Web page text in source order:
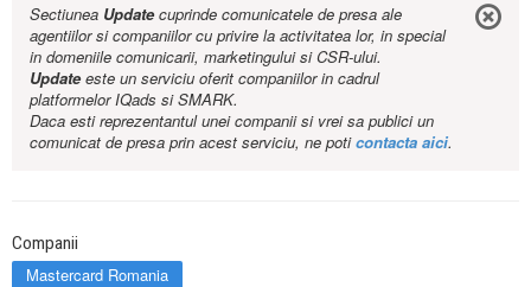
Sectiunea Updatecuprinde comunicatele de presa ale
agentiilor si companiilor cu privire la activitatea lor, in special
in domeniile comunicarii, marketingului si CSR-ului.
Updateeste un serviciu oferit companiilor in cadrul
platformelor IQads si SMARK.
Daca esti reprezentantul unei companii si vrei sa publici un
comunicat de presa prin acest serviciu, ne poticontacta aici.
Companii
Mastercard Romania